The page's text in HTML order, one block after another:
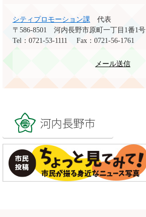
シティプロモーション課
代表
〒586-8501
河内長野市原町一丁目1番1号
Tel：0721-53-1111
Fax：0721-56-1761
メール送信